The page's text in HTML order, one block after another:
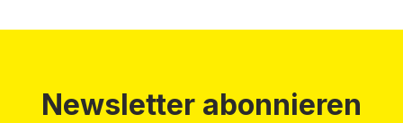
Newsletter abonnieren